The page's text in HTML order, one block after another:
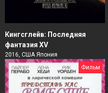
Кингсглейв: Последняя
фантазия XV
2016, США Япония
Фильм